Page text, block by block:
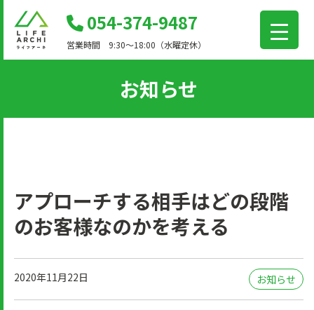
054-374-9487
営業時間 9:30～18:00（水曜定休）
お知らせ
アプローチする相手はどの段階
のお客様なのかを考える
2020年11月22日 お知らせ